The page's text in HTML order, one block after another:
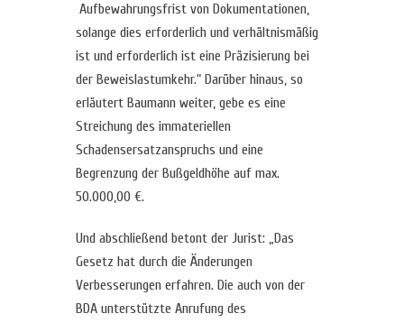
Aufbewahrungsfrist von Dokumentationen,
solange dies erforderlich und verhältnismäßig
ist und erforderlich ist eine Präzisierung bei
der Beweislastumkehr.“ Darüber hinaus, so
erläutert Baumann weiter, gebe es eine
Streichung des immateriellen
Schadensersatzanspruchs und eine
Begrenzung der Bußgeldhöhe auf max.
50.000,00 €.
Und abschließend betont der Jurist: „Das
Gesetz hat durch die Änderungen
Verbesserungen erfahren. Die auch von der
BDA unterstützte Anrufung des